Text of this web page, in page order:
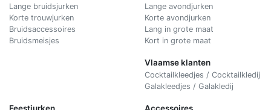
Lange bruidsjurken
Korte trouwjurken
Bruidsaccessoires
Bruidsmeisjes
Lange avondjurken
Korte avondjurken
Lang in grote maat
Kort in grote maat
Vlaamse klanten
Cocktailkleedjes / Cocktailkledij
Galakleedjes / Galakledij
Feestjurken Accessoires